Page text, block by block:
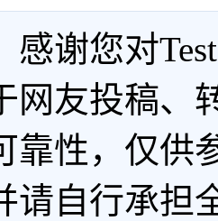
感谢您对
网友投稿、
靠性，仅供
请自行承担